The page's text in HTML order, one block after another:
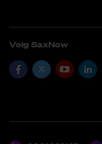
Volg SaxNow